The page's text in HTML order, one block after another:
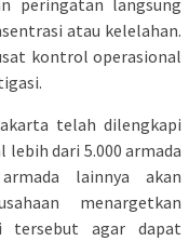
peringatan langsung
atau kelelahan.
kontrol operasional
telah dilengkapi
lebih dari 5.000 armada
lainnya akan
menargetkan
tersebut agar dapat